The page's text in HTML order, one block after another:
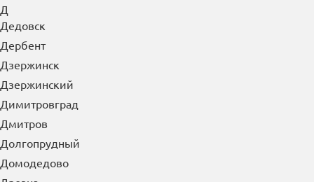
Д
Дедовск
Дербент
Дзержинск
Дзержинский
Димитровград
Дмитров
Долгопрудный
Домодедово